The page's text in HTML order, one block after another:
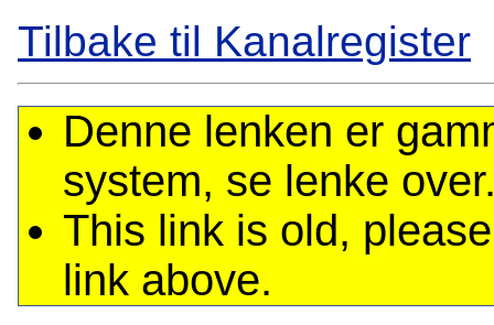
Tilbake til Kanalregister
Denne lenken er
system, se lenke
This link is old,
link above.